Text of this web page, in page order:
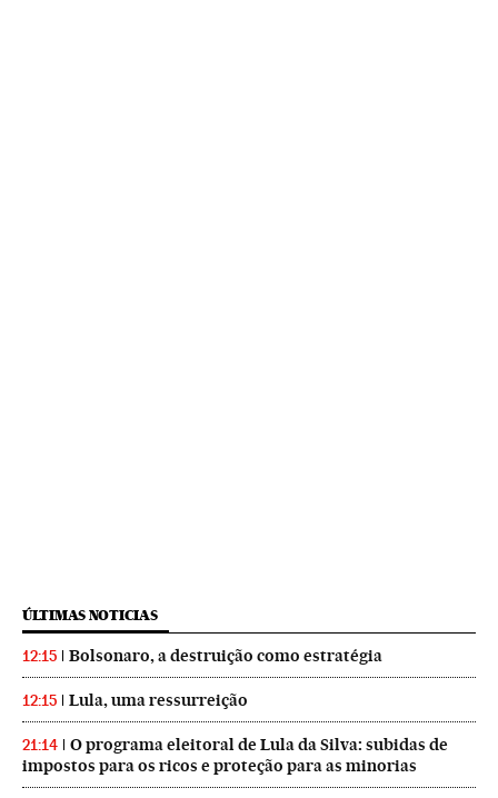
ÚLTIMAS NOTICIAS
12:15 Bolsonaro, a destruição como estratégia
12:15 Lula, uma ressurreição
21:14
O programa eleitoral de Lula da Silva: subidas de
impostos para os ricos e proteção para as minorias